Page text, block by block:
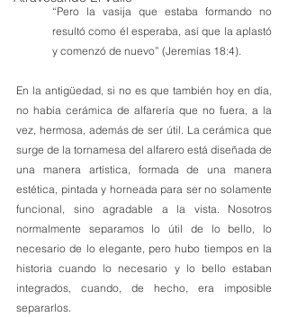
“Pero la vasija que estaba formando no
resultó como él esperaba, así que la aplastó
y comenzó de nuevo” (Jeremías 18:4).
En la antigüedad, si no es que también hoy en día,
no había cerámica de alfarería que no fuera, a la
vez, hermosa, además de ser útil. La cerámica que
surge de la tornamesa del alfarero está diseñada de
una manera artística, formada de una manera
estética, pintada y horneada para ser no solamente
funcional, sino agradable a la vista. Nosotros
normalmente separamos lo útil de lo bello, lo
necesario de lo elegante, pero hubo tiempos en la
historia cuando lo necesario y lo bello estaban
integrados, cuando, de hecho, era imposible
separarlos.